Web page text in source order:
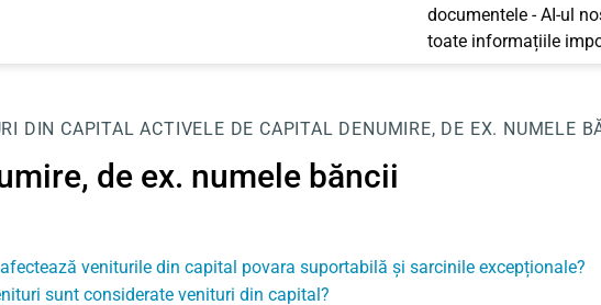
documentele - AI-ul
toate informațiile
DIN CAPITAL ACTIVELE DE CAPITAL DENUMIRE, DE EX. NUMELE
de ex. numele băncii
veniturile din capital povara suportabilă și sarcinile excepționale?
sunt considerate venituri din capital?